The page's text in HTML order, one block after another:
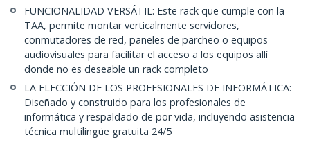
FUNCIONALIDAD VERSÁTIL: Este rack que cumple con la
TAA, permite montar verticalmente servidores,
conmutadores de red, paneles de parcheo o equipos
audiovisuales para facilitar el acceso a los equipos allí
donde no es deseable un rack completo
LA ELECCIÓN DE LOS PROFESIONALES DE INFORMÁTICA:
Diseñado y construido para los profesionales de
informática y respaldado de por vida, incluyendo asistencia
técnica multilingüe gratuita 24/5